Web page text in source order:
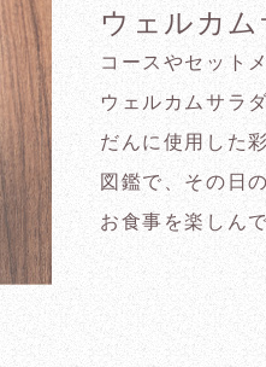
ウェルカ
コースやセット
ウェルカムサラ
だんに使用した
図鑑で、その日
お食事を楽しん